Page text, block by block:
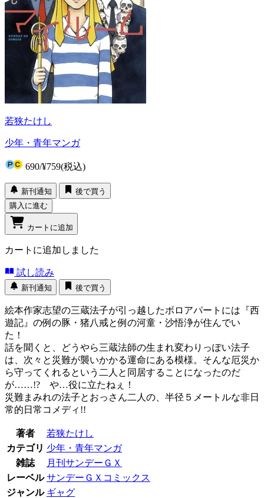
若狭たけし
少年・青年マンガ
690/¥759(税込)
新刊通知
後で買う
購入に進む
カートに追加
カートに追加しました
試し読み
新刊通知 後で買う
絵本作家志望の三蔵法子が引っ越したボロアパートには『西
遊記』の例の豚・猪八戒と例の河童・沙悟浄が住んでい
た！
話を聞くと、どうやら三蔵法師の生まれ変わりっぽい法子
は、次々と災難が襲いかかる運命にある模様。そんな厄災か
ら守ってくれるという二人と同居することになったのだ
が……!? や…役に立たねぇ！
災難まみれの法子とおっさん二人の、半径５メートルな非日
常的日常コメディ!!
著者
若狭たけし
カテゴリ 少年・青年マンガ
雑誌
月刊サンデーＧＸ
レーベル サンデーＧＸコミックス
ジャンル ギャグ